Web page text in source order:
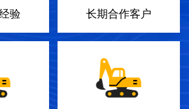
验 长期合作客户